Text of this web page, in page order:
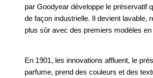
par Goodyear développe le préservatif
de façon industrielle. Il devient lavable,
plus sûr avec des premiers modèles en
En 1901, les innovations affluent, le
parfume, prend des couleurs et des